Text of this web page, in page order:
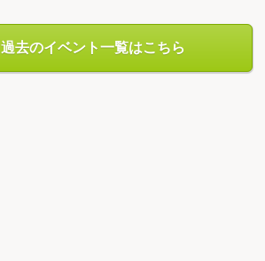
過去のイベント一覧はこちら